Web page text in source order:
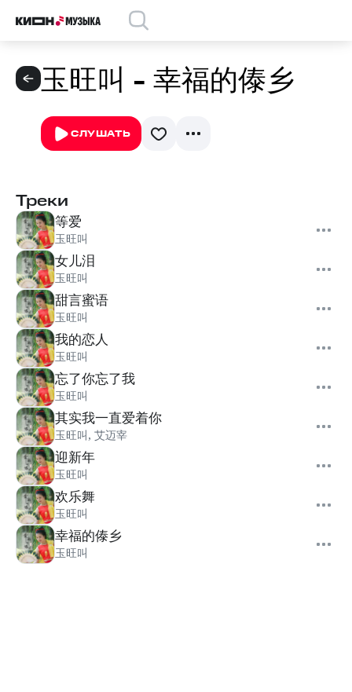
玉旺叫 - 幸福的傣乡
СЛУШАТЬ
Треки
等爱
玉旺叫
女儿泪
玉旺叫
甜言蜜语
玉旺叫
我的恋人
玉旺叫
忘了你忘了我
玉旺叫
其实我一直爱着你
玉旺叫, 艾迈宰
迎新年
玉旺叫
欢乐舞
玉旺叫
幸福的傣乡
玉旺叫